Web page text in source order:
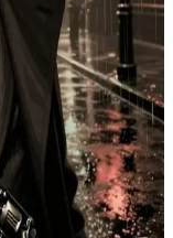
Dieselpunk-
fortschrittlicher
Klient mit
regennassen Gasse,